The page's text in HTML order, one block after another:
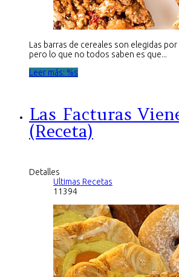
Las barras de cereales son elegidas
pero lo que no todos saben es que...
Leer más: %s
Las Facturas
(Receta)
Detalles
Ultimas Recetas
11394